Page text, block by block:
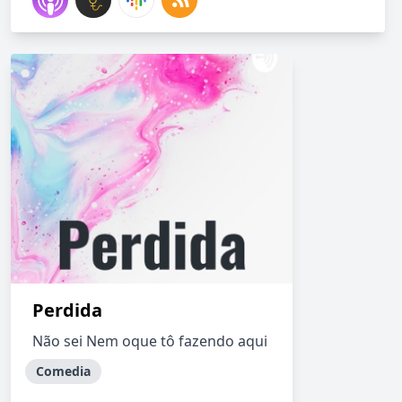
Perdida
Não sei Nem oque tô fazendo aqui
Comedia